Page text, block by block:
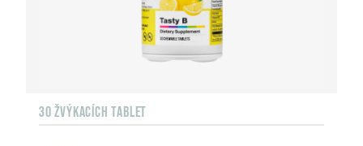
30 ŽVÝKACÍCH TABLET